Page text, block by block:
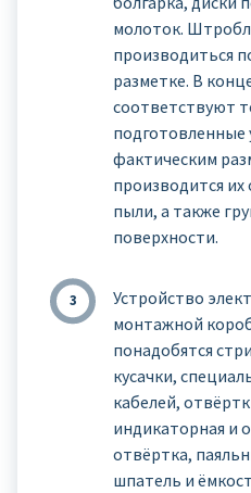
молоток.
производиться
разметке. В
соответствуют
подготовленные
фактическим
производится их
пыли, а также
поверхности.
Устройство
монтажной
понадобятся
кусачки,
кабелей,
индикаторная и
отвёртка,
шпатель и